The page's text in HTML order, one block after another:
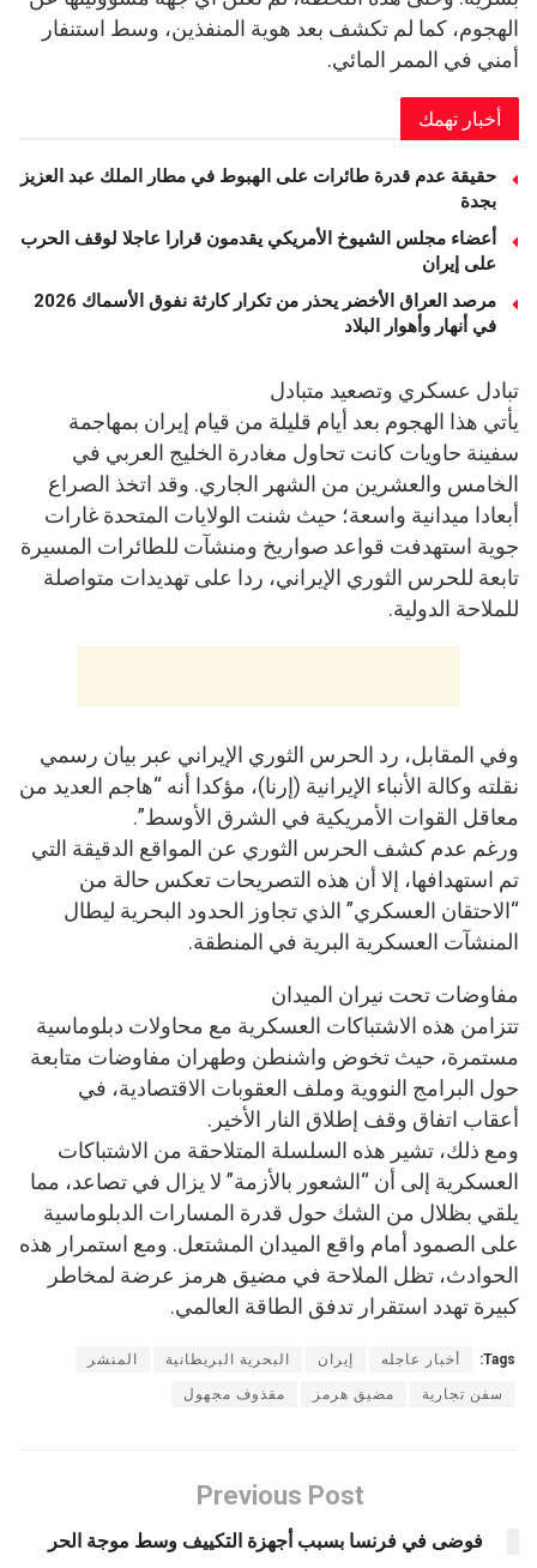
الهجوم، كما لم تكشف بعد هوية المنفذين، وسط استنفار
أمني في الممر المائي.
أخبار تهمك
حقيقة عدم قدرة طائرات على الهبوط في مطار الملك عبد العزيز
بجدة
أعضاء مجلس الشيوخ الأمريكي يقدمون قرارا عاجلا لوقف الحرب
على إيران
مرصد العراق الأخضر يحذر من تكرار كارثة نفوق الأسماك 2026
في أنهار وأهوار البلاد
تبادل عسكري وتصعيد متبادل
يأتي هذا الهجوم بعد أيام قليلة من قيام إيران بمهاجمة
سفينة حاويات كانت تحاول مغادرة الخليج العربي في
الخامس والعشرين من الشهر الجاري. وقد اتخذ الصراع
أبعادا ميدانية واسعة؛ حيث شنت الولايات المتحدة غارات
جوية استهدفت قواعد صواريخ ومنشآت للطائرات المسيرة
تابعة للحرس الثوري الإيراني، ردا على تهديدات متواصلة
للملاحة الدولية.
وفي المقابل، رد الحرس الثوري الإيراني عبر بيان رسمي
نقلته وكالة الأنباء الإيرانية (إرنا)، مؤكدا أنه “هاجم العديد من
معاقل القوات الأمريكية في الشرق الأوسط”.
ورغم عدم كشف الحرس الثوري عن المواقع الدقيقة التي
تم استهدافها، إلا أن هذه التصريحات تعكس حالة من
“الاحتقان العسكري” الذي تجاوز الحدود البحرية ليطال
المنشآت العسكرية البرية في المنطقة.
مفاوضات تحت نيران الميدان
تتزامن هذه الاشتباكات العسكرية مع محاولات دبلوماسية
مستمرة، حيث تخوض واشنطن وطهران مفاوضات متابعة
حول البرامج النووية وملف العقوبات الاقتصادية، في
أعقاب اتفاق وقف إطلاق النار الأخير.
ومع ذلك، تشير هذه السلسلة المتلاحقة من الاشتباكات
العسكرية إلى أن “الشعور بالأزمة” لا يزال في تصاعد، مما
يلقي بظلال من الشك حول قدرة المسارات الدبلوماسية
على الصمود أمام واقع الميدان المشتعل. ومع استمرار هذه
الحوادث، تظل الملاحة في مضيق هرمز عرضة لمخاطر
كبيرة تهدد استقرار تدفق الطاقة العالمي.
Tags: أخبار عاجله إيران البحرية البريطانية المنشر
سفن تجارية مضيق هرمز مقذوف مجهول
Previous Post
فوضى في فرنسا بسبب أجهزة التكييف وسط موجة الحر